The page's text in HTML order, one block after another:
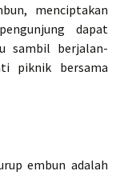
menciptakan
dapat
sambil berjalan-
piknik bersama
embun adalah